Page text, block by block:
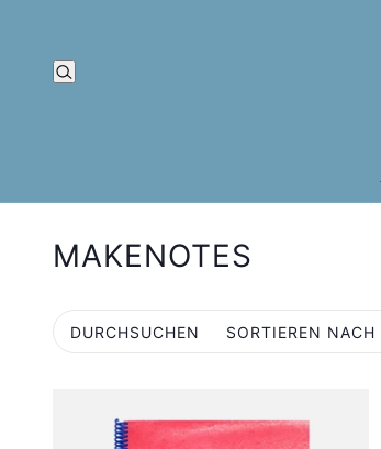
MAKENOTES
DURCHSUCHEN SORTIEREN NACH